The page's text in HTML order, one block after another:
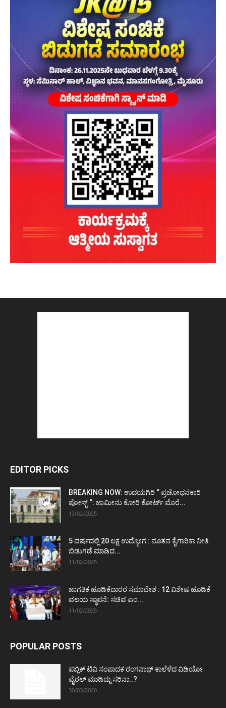
EDITOR PICKS
BREAKING NOW: ಉದಯಗಿರಿ “ ಪ್ರಚೋಧನಕಾರಿ
ಪೋಸ್ಟ್‌ “: ಜಾಮೀನು ಕೋರಿ ಕೋರ್ಟ್‌ ಮೊರೆ...
13/02/2025
5 ವರ್ಷದಲ್ಲಿ 20 ಲಕ್ಷ ಉದ್ಯೋಗ : ನೂತನ ಕೈಗಾರಿಕಾ ನೀತಿ
ಬಿಡುಗಡೆ ಮಾಡಿದ...
11/02/2025
ಜಾಗತಿಕ ಹೂಡಿಕೆದಾರರ ಸಮಾವೇಶ : 12 ವಿಶೇಷ ಹೂಡಿಕೆ
ವಲಯ ಸ್ಥಾಪನೆ: ಸಚಿವ ಎಂ...
11/02/2025
POPULAR POSTS
ಪಬ್ಲಿಕ್ ಟಿವಿ ಸಂಪಾದಕ ರಂಗನಾಥ್ ಕಾಲೆಳೆದ ವಿಡಿಯೋ
ವೈರಲ್ ಮಾಡಿದ್ದು ಸರಿನಾ..?
30/03/2020